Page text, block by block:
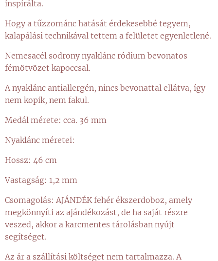
inspirálta.
Hogy a tűzzománc hatását érdekesebbé tegyem,
kalapálási technikával tettem a felületet egyenletlené.
Nemesacél sodrony nyaklánc ródium bevonatos
fémötvözet kapoccsal.
A nyaklánc antiallergén, nincs bevonattal ellátva, így
nem kopik, nem fakul.
Medál mérete: cca. 36 mm
Nyaklánc méretei:
Hossz: 46 cm
Vastagság: 1,2 mm
Csomagolás: AJÁNDÉK fehér ékszerdoboz, amely
megkönnyíti az ajándékozást, de ha saját részre
veszed, akkor a karcmentes tárolásban nyújt
segítséget.
Az ár a szállítási költséget nem tartalmazza. A